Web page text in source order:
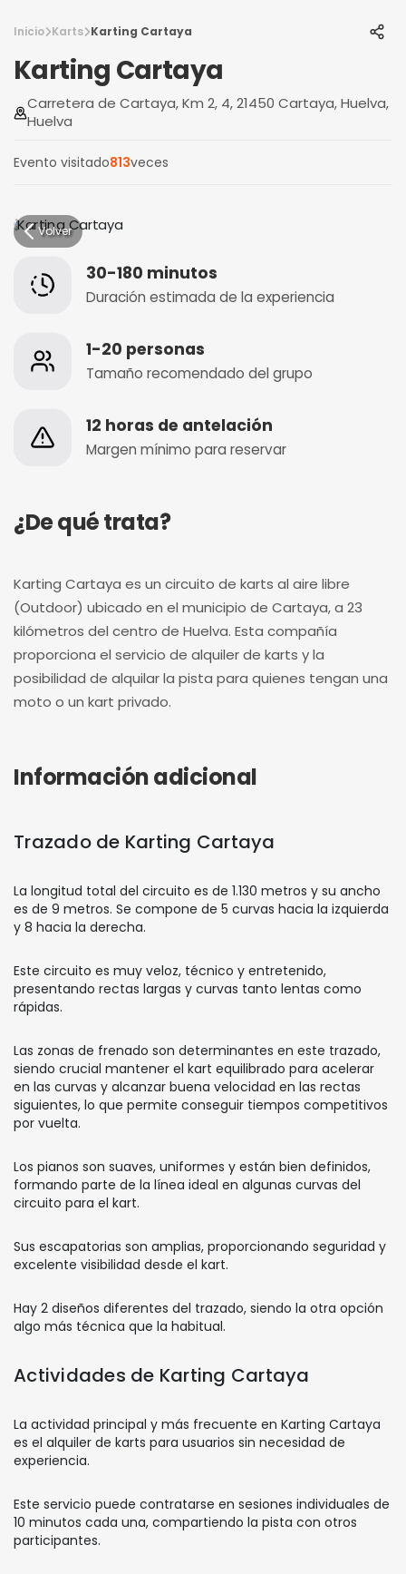
Inicio Karts Karting Cartaya
Karting Cartaya
Carretera de Cartaya, Km 2, 4, 21450 Cartaya, Huelva,
Huelva
Evento visitado813veces
Volver
30-180 minutos
Duración estimada de la experiencia
1-20 personas
Tamaño recomendado del grupo
12 horas de antelación
Margen mínimo para reservar
¿De qué trata?
Karting Cartaya es un circuito de karts al aire libre
(Outdoor) ubicado en el municipio de Cartaya, a 23
kilómetros del centro de Huelva. Esta compañía
proporciona el servicio de alquiler de karts y la
posibilidad de alquilar la pista para quienes tengan una
moto o un kart privado.
Información adicional
Trazado de Karting Cartaya
La longitud total del circuito es de 1.130 metros y su ancho
es de 9 metros. Se compone de 5 curvas hacia la izquierda
y 8 hacia la derecha.
Este circuito es muy veloz, técnico y entretenido,
presentando rectas largas y curvas tanto lentas como
rápidas.
Las zonas de frenado son determinantes en este trazado,
siendo crucial mantener el kart equilibrado para acelerar
en las curvas y alcanzar buena velocidad en las rectas
siguientes, lo que permite conseguir tiempos competitivos
por vuelta.
Los pianos son suaves, uniformes y están bien definidos,
formando parte de la línea ideal en algunas curvas del
circuito para el kart.
Sus escapatorias son amplias, proporcionando seguridad y
excelente visibilidad desde el kart.
Hay 2 diseños diferentes del trazado, siendo la otra opción
algo más técnica que la habitual.
Actividades de Karting Cartaya
La actividad principal y más frecuente en Karting Cartaya
es el alquiler de karts para usuarios sin necesidad de
experiencia.
Este servicio puede contratarse en sesiones individuales de
10 minutos cada una, compartiendo la pista con otros
participantes.